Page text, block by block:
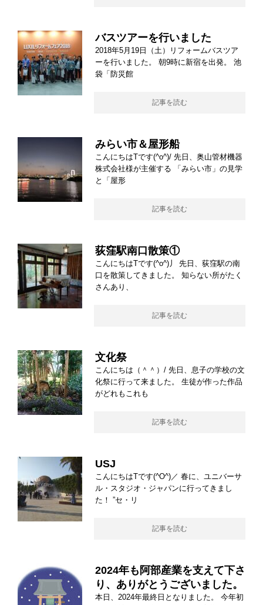
バスツアーを行いました
2018年5月19日（土）リフォームバスツア
ーを行いました。 朝9時に新宿を出発。 池
袋「防災館
記事を読む
みらい市＆屋形船
こんにちはTです(^o^)/ 先日、奥山管材機器
株式会社様が主催する 「みらい市」の見学
と「屋形
記事を読む
荻窪駅南口散策①
こんにちはTです(^o^)丿 先日、荻窪駅の南
口を散策してきました。 知らない所がたく
さんあり、
記事を読む
文化祭
こんにちは（＾＾）/ 先日、息子の学校の文
化祭に行って来ました。 生徒が作った作品
がどれもこれも
記事を読む
USJ
こんにちはTです(^O^)／ 春に、ユニバーサ
ル・スタジオ・ジャパンに行ってきまし
た！ ”セ・リ
記事を読む
2024年も阿部産業を支えて下さ
り、ありがとうございました。
本日、2024年最終日となりました。 今年初